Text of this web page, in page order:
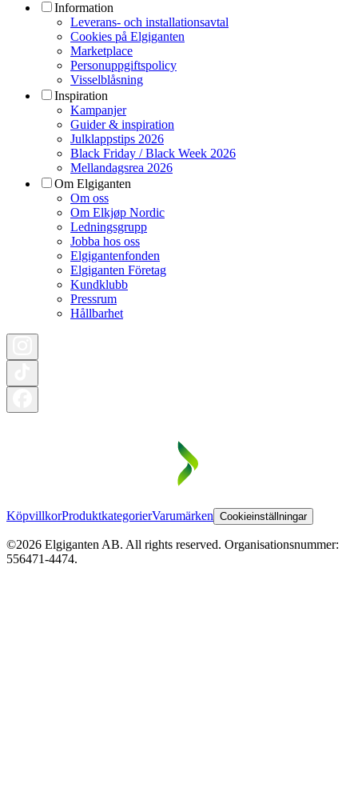
Information
Leverans- och installationsavtal
Cookies på Elgiganten
Marketplace
Personuppgiftspolicy
Visselblåsning
Inspiration
Kampanjer
Guider & inspiration
Julklappstips 2026
Black Friday / Black Week 2026
Mellandagsrea 2026
Om Elgiganten
Om oss
Om Elkjøp Nordic
Ledningsgrupp
Jobba hos oss
Elgigantenfonden
Elgiganten Företag
Kundklubb
Pressrum
Hållbarhet
KöpvillkorProduktkategorierVarumärken Cookieinställningar
©2026 Elgiganten AB. All rights reserved. Organisationsnummer:
556471-4474.